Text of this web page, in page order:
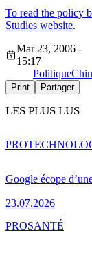
To read the policy
Studies website.
Mar 23, 2006 -
15:17
Politique
Print Partager
LES PLUS LUS
Google écope
23.07.2026
PRO
PROSANTÉ